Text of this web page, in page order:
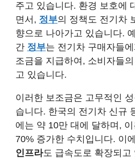
주고 있습니다. 환경 보호에
면서, 정부의 정책도 전기차
향으로 나아가고 있습니다.
간 정부는 전기차 구매자들
조금을 지급하여, 소비자들의
고 있습니다.
이러한 보조금은 고무적인
습니다. 한국의 전기차 신규
에는 약 10만 대에 달하며,
70% 증가한 수치입니다. 이
인프라도 급속도로 확장되고